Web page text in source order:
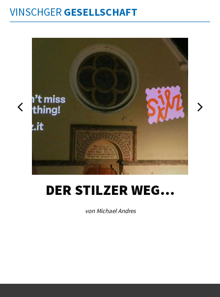
VINSCHGER GESELLSCHAFT
DER STILZER WEG…
von Michael Andres